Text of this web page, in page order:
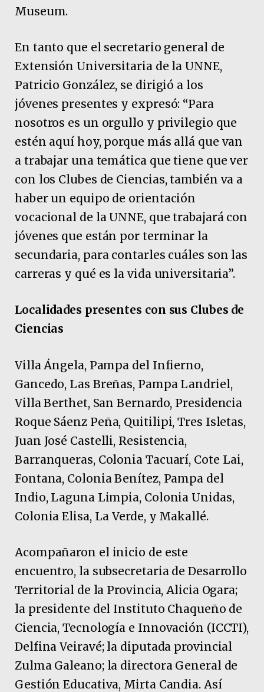
Museum.
En tanto que el secretario general de
Extensión Universitaria de la UNNE,
Patricio González, se dirigió a los
jóvenes presentes y expresó: “Para
nosotros es un orgullo y privilegio que
estén aquí hoy, porque más allá que van
a trabajar una temática que tiene que ver
con los Clubes de Ciencias, también va a
haber un equipo de orientación
vocacional de la UNNE, que trabajará con
jóvenes que están por terminar la
secundaria, para contarles cuáles son las
carreras y qué es la vida universitaria”.
Localidades presentes con sus Clubes de
Ciencias
Villa Ángela, Pampa del Infierno,
Gancedo, Las Breñas, Pampa Landriel,
Villa Berthet, San Bernardo, Presidencia
Roque Sáenz Peña, Quitilipi, Tres Isletas,
Juan José Castelli, Resistencia,
Barranqueras, Colonia Tacuarí, Cote Lai,
Fontana, Colonia Benítez, Pampa del
Indio, Laguna Limpia, Colonia Unidas,
Colonia Elisa, La Verde, y Makallé.
Acompañaron el inicio de este
encuentro, la subsecretaria de Desarrollo
Territorial de la Provincia, Alicia Ogara;
la presidente del Instituto Chaqueño de
Ciencia, Tecnología e Innovación (ICCTI),
Delfina Veiravé; la diputada provincial
Zulma Galeano; la directora General de
Gestión Educativa, Mirta Candia. Así